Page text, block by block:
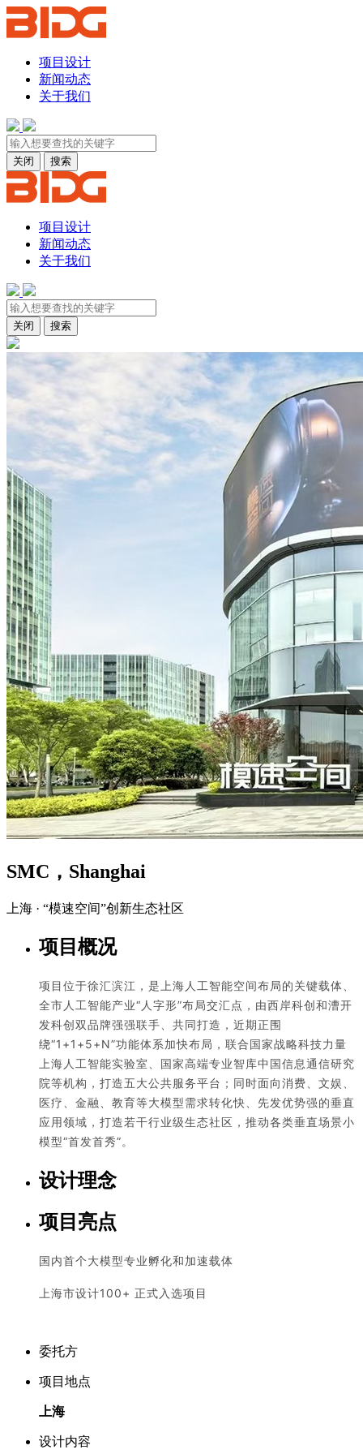
项目设计
新闻动态
关于我们
关闭 搜索
项目设计
新闻动态
关于我们
关闭 搜索
SMC，Shanghai
上海 · “模速空间”创新生态社区
项目概况
项目位于徐汇滨江，是上海人工智能空间布局的关键载体、
全市人工智能产业“人字形”布局交汇点，由西岸科创和漕开
发科创双品牌强强联手、共同打造，近期正围
绕“1+1+5+N”功能体系加快布局，联合国家战略科技力量
上海人工智能实验室、国家高端专业智库中国信息通信研究
院等机构，打造五大公共服务平台；同时面向消费、文娱、
医疗、金融、教育等大模型需求转化快、先发优势强的垂直
应用领域，打造若干行业级生态社区，推动各类垂直场景小
模型“首发首秀”。
设计理念
项目亮点
国内首个大模型专业孵化和加速载体
上海市设计100+ 正式入选项目
委托方
项目地点
上海
设计内容